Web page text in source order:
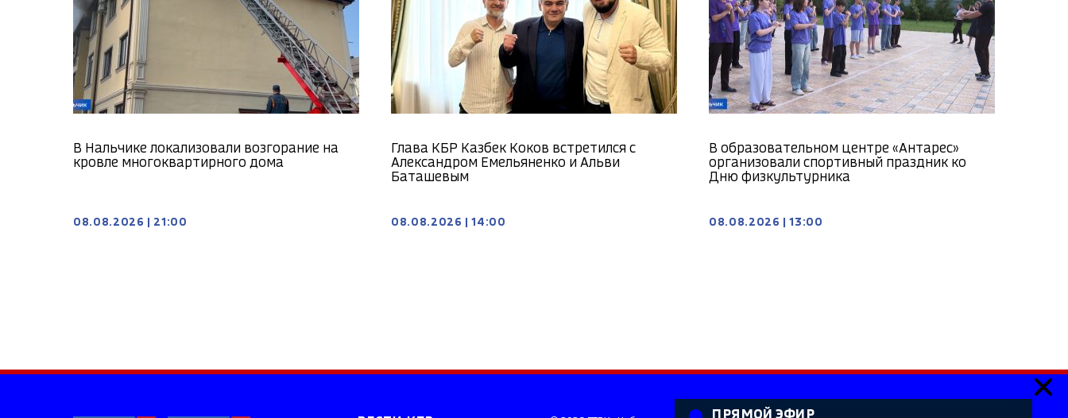
В Нальчике локализовали возгорание на
кровле многоквартирного дома
08.08.2026 21:00
Глава КБР Казбек Коков встретился с
Александром Емельяненко и Альви
Баташевым
08.08.2026 14:00
В образовательном центре «Антарес»
организовали спортивный праздник ко
Дню физкультурника
08.08.2026 13:00
ПРЯМОЙ ЭФИР